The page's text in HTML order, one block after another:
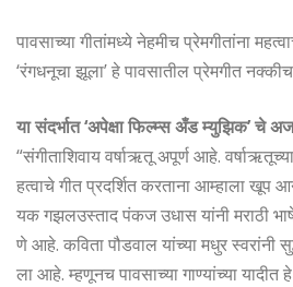
पावसाच्या गीतांमध्ये नेहमीच प्रेमगीतांना
‘रंगधनूचा झूला’ हे पावसातील प्रेमगीत
या संदर्भात ‘अपेक्षा फिल्म्स अँड म्युझिक’ चे
“संगीताशिवाय वर्षाऋतू अपूर्ण आहे.
हत्वाचे गीत प्रदर्शित करताना आम्हाला
यक गझलउस्ताद पंकज उधास यांनी मराठी
णे आहे. कविता पौडवाल यांच्या मधुर स्वरांनी
ला आहे. म्हणूनच पावसाच्या गाण्यांच्या